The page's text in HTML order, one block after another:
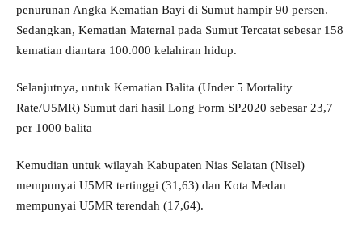
penurunan Angka Kematian Bayi di Sumut hampir 90 persen.
Sedangkan, Kematian Maternal pada Sumut Tercatat sebesar 158
kematian diantara 100.000 kelahiran hidup.
Selanjutnya, untuk Kematian Balita (Under 5 Mortality
Rate/U5MR) Sumut dari hasil Long Form SP2020 sebesar 23,7
per 1000 balita
Kemudian untuk wilayah Kabupaten Nias Selatan (Nisel)
mempunyai U5MR tertinggi (31,63) dan Kota Medan
mempunyai U5MR terendah (17,64).